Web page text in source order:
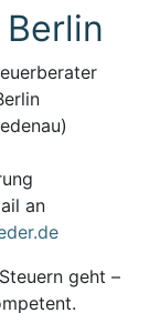
an
geht –